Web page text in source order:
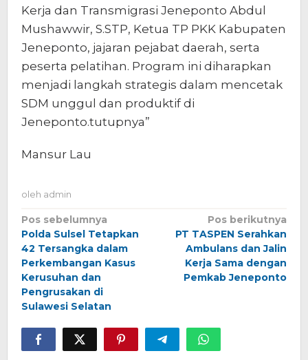
Kerja dan Transmigrasi Jeneponto Abdul
Mushawwir, S.STP, Ketua TP PKK Kabupaten
Jeneponto, jajaran pejabat daerah, serta
peserta pelatihan. Program ini diharapkan
menjadi langkah strategis dalam mencetak
SDM unggul dan produktif di
Jeneponto.tutupnya”
Mansur Lau
oleh admin
Navigasi
pos
Pos sebelumnya
Polda Sulsel Tetapkan
42 Tersangka dalam
Perkembangan Kasus
Kerusuhan dan
Pengrusakan di
Sulawesi Selatan
Pos berikutnya
PT TASPEN Serahkan
Ambulans dan Jalin
Kerja Sama dengan
Pemkab Jeneponto